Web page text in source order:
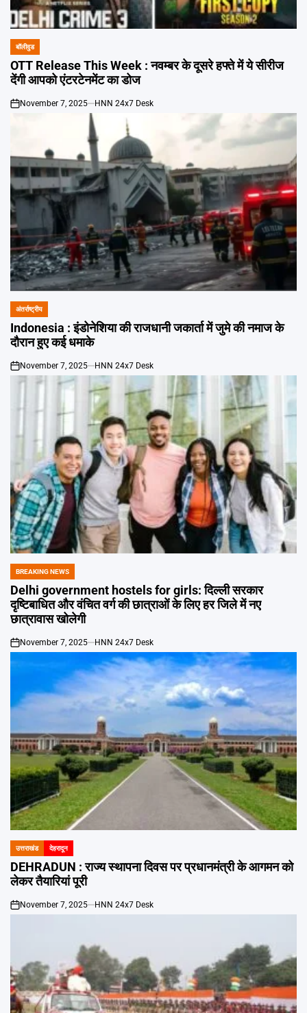
POSTED
IN
बॉलीवुड
OTT Release This Week : नवम्बर के दूसरे हफ्ते में ये सीरीज
देंगी आपको एंटरटेनमेंट का डोज
on
November 7, 2025 HNN 24x7 Desk
POSTED
IN
अंतर्राष्ट्रीय
Indonesia : इंडोनेशिया की राजधानी जकार्ता में जुमे की नमाज के
दौरान हुए कई धमाके
on
November 7, 2025 HNN 24x7 Desk
POSTED
IN
BREAKING NEWS
Delhi government hostels for girls: दिल्ली सरकार
दृष्टिबाधित और वंचित वर्ग की छात्राओं के लिए हर जिले में नए
छात्रावास खोलेगी
on
November 7, 2025 HNN 24x7 Desk
POSTED
IN
उत्तराखंड देहरादून
DEHRADUN : राज्य स्थापना दिवस पर प्रधानमंत्री के आगमन को
लेकर तैयारियां पूरी
on
November 7, 2025 HNN 24x7 Desk